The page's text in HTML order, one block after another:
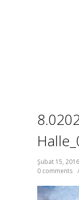
Şubat 15, 2016
0 comments /